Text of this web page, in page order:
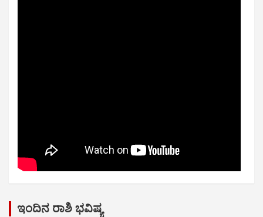
ಇಂದಿನ ರಾಶಿ ಭವಿಷ್ಯ